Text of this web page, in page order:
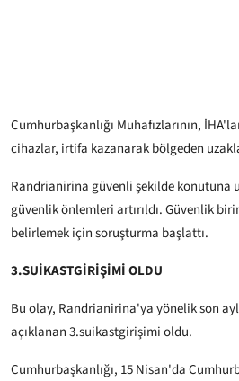
Cumhurbaşkanlığı Muhafızlarının,
cihazlar, irtifa kazanarak bölgeden
Randrianirina güvenli şekilde konutuna
güvenlik önlemleri artırıldı. Güvenlik
belirlemek için soruşturma başlattı.
3.SUİKASTGİRİŞİMİ OLDU
Bu olay, Randrianirina'ya yönelik son
açıklanan 3.suikastgirişimi oldu.
Cumhurbaşkanlığı, 15 Nisan'da